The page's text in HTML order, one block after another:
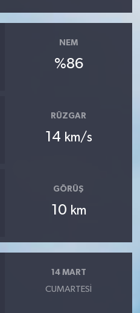
NEM
%86
RÜZGAR
14 km/s
GÖRÜŞ
10 km
14 MART
CUMARTESI